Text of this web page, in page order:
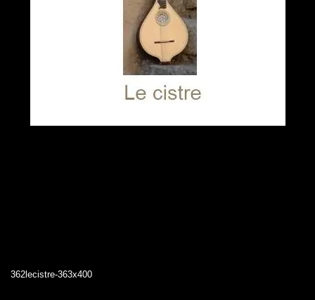
362lecistre-363x400